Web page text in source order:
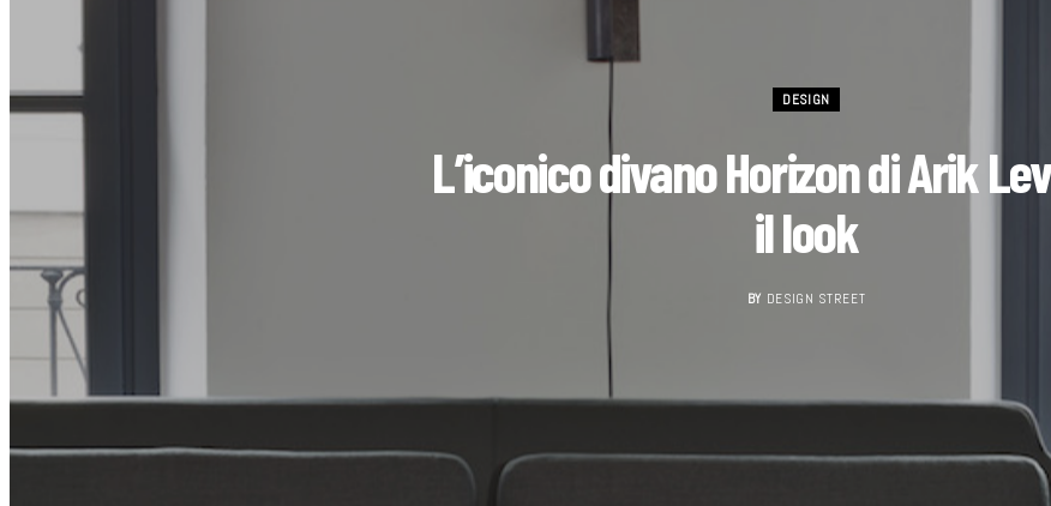
DESIGN
L’iconico divano Horizon di Arik
il look
BY DESIGN STREET